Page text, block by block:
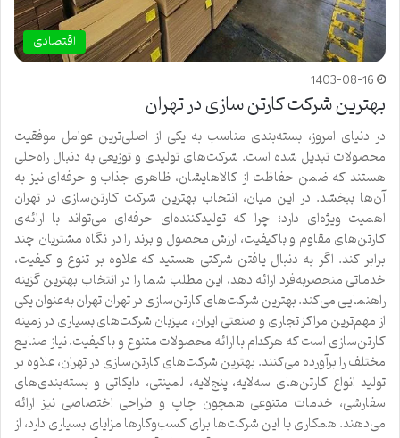
اقتصادی
1403-08-16
بهترین شرکت کارتن سازی در تهران
در دنیای امروز، بسته‌بندی مناسب به یکی از اصلی‌ترین عوامل موفقیت
محصولات تبدیل شده است. شرکت‌های تولیدی و توزیعی به دنبال راه‌حلی
هستند که ضمن حفاظت از کالاهایشان، ظاهری جذاب و حرفه‌ای نیز به
آن‌ها ببخشد. در این میان، انتخاب بهترین شرکت کارتن‌سازی در تهران
اهمیت ویژه‌ای دارد؛ چرا که تولیدکننده‌ای حرفه‌ای می‌تواند با ارائه‌ی
کارتن‌های مقاوم و باکیفیت، ارزش محصول و برند را در نگاه مشتریان چند
برابر کند. اگر به دنبال یافتن شرکتی هستید که علاوه بر تنوع و کیفیت،
خدماتی منحصر‌به‌فرد ارائه دهد، این مطلب شما را در انتخاب بهترین گزینه
راهنمایی می‌کند. بهترین شرکت‌های کارتن‌سازی در تهران تهران به‌عنوان یکی
از مهم‌ترین مراکز تجاری و صنعتی ایران، میزبان شرکت‌های بسیاری در زمینه
کارتن‌سازی است که هرکدام با ارائه محصولات متنوع و باکیفیت، نیاز صنایع
مختلف را برآورده می‌کنند. بهترین شرکت‌های کارتن‌سازی در تهران، علاوه بر
تولید انواع کارتن‌های سه‌لایه، پنج‌لایه، لمینتی، دایکاتی و بسته‌بندی‌های
سفارشی، خدمات متنوعی همچون چاپ و طراحی اختصاصی نیز ارائه
می‌دهند. همکاری با این شرکت‌ها برای کسب‌وکارها مزایای بسیاری دارد، از